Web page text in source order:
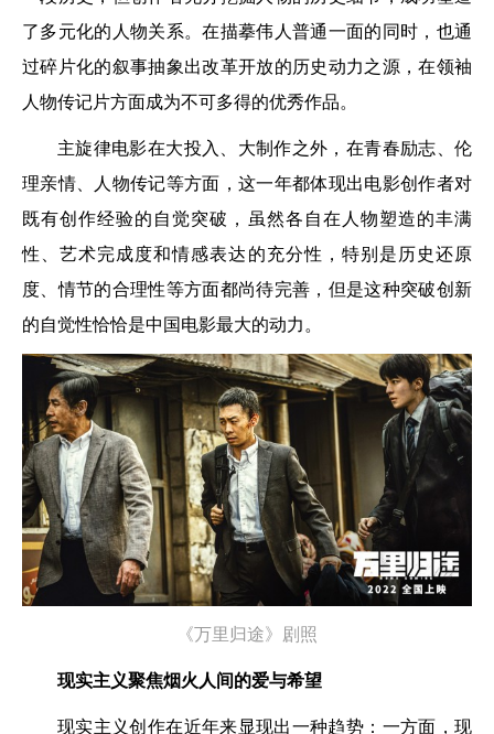
了多元化的人物关系。在描摹伟人普通一面的同时，也通
过碎片化的叙事抽象出改革开放的历史动力之源，在领袖
人物传记片方面成为不可多得的优秀作品。
主旋律电影在大投入、大制作之外，在青春励志、伦
理亲情、人物传记等方面，这一年都体现出电影创作者对
既有创作经验的自觉突破，虽然各自在人物塑造的丰满
性、艺术完成度和情感表达的充分性，特别是历史还原
度、情节的合理性等方面都尚待完善，但是这种突破创新
的自觉性恰恰是中国电影最大的动力。
《万里归途》剧照
现实主义聚焦烟火人间的爱与希望
现实主义创作在近年来显现出一种趋势：一方面，现